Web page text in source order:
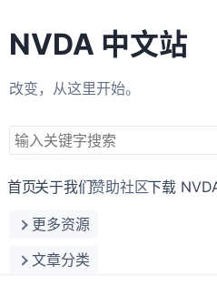
NVDA 中文站
改变，从这里开始。
搜
关
字
首页关于我们赞助社区下载
更多资源
文章分类